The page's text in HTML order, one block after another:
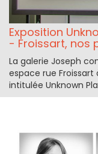
Exposition
- Froissart, nos
La galerie Joseph
espace rue
intitulée Unknown